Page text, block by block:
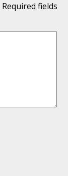
Required fields